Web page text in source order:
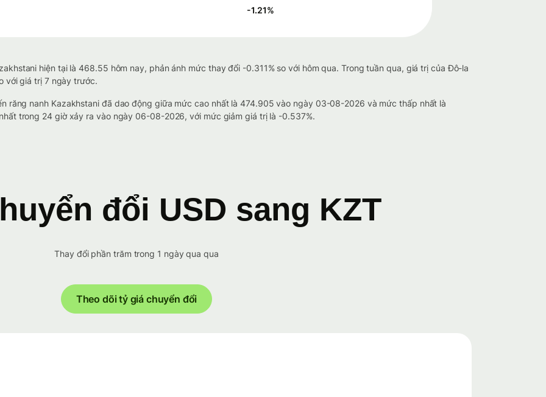
-1.21%
hiện tại là 468.55 hôm nay, phản ánh mức thay đổi -0.311% so với hôm qua. Trong tuần qua, giá trị của Đô-la
với giá trị 7 ngày trước.
răng nanh Kazakhstani đã dao động giữa mức cao nhất là 474.905 vào ngày 03-08-2026 và mức thấp nhất là
trong 24 giờ xảy ra vào ngày 06-08-2026, với mức giảm giá trị là -0.537%.
đổi USD sang KZT
Thay đổi phần trăm trong 1 ngày qua qua
Theo dõi tỷ giá chuyển đổi